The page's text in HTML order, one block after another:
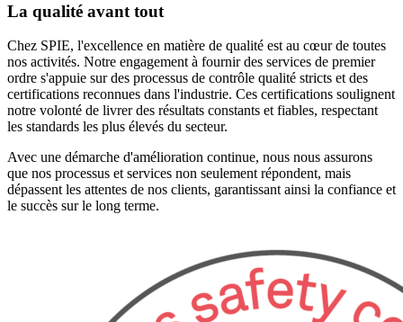
La qualité avant tout
Chez SPIE, l'excellence en matière de qualité est au cœur de toutes
nos activités. Notre engagement à fournir des services de premier
ordre s'appuie sur des processus de contrôle qualité stricts et des
certifications reconnues dans l'industrie. Ces certifications soulignent
notre volonté de livrer des résultats constants et fiables, respectant
les standards les plus élevés du secteur.
Avec une démarche d'amélioration continue, nous nous assurons
que nos processus et services non seulement répondent, mais
dépassent les attentes de nos clients, garantissant ainsi la confiance et
le succès sur le long terme.